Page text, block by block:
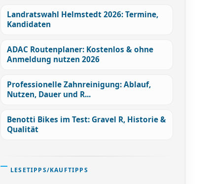
Landratswahl Helmstedt 2026: Termine,
Kandidaten
ADAC Routenplaner: Kostenlos & ohne
Anmeldung nutzen 2026
Professionelle Zahnreinigung: Ablauf,
Nutzen, Dauer und R...
Benotti Bikes im Test: Gravel R, Historie &
Qualität
LESETIPPS/KAUFTIPPS